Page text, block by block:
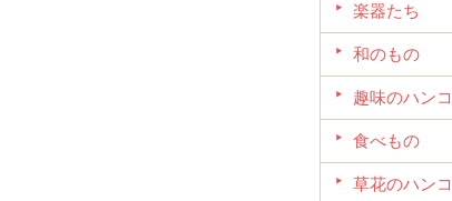
楽器たち
和のもの
趣味のハンコ
食べもの
草花のハンコ